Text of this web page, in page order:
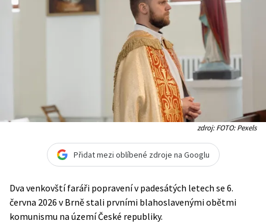
zdroj: FOTO: Pexels
Přidat mezi oblíbené zdroje na Googlu
Dva venkovští faráři popravení v padesátých letech se 6.
června 2026 v Brně stali prvními blahoslavenými obětmi
komunismu na území České republiky.